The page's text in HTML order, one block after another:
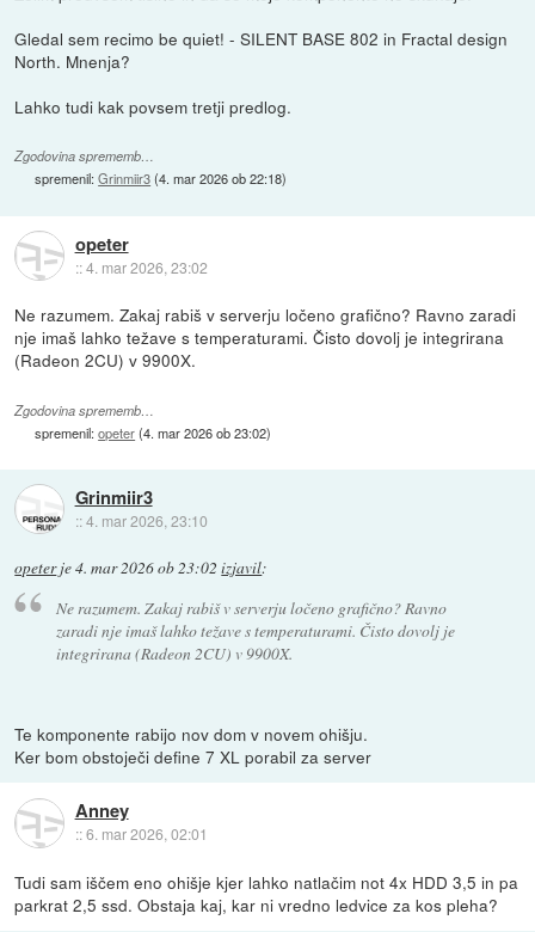
Gledal sem recimo be quiet! - SILENT BASE 802 in Fractal design
North. Mnenja?
Lahko tudi kak povsem tretji predlog.
Zgodovina sprememb…
spremenil:Grinmiir3(4. mar 2026 ob 22:18)
opeter
::4. mar 2026, 23:02
Ne razumem. Zakaj rabiš v serverju ločeno grafično? Ravno zaradi
nje imaš lahko težave s temperaturami. Čisto dovolj je integrirana
(Radeon 2CU) v 9900X.
Zgodovina sprememb…
spremenil:opeter(4. mar 2026 ob 23:02)
Grinmiir3
::4. mar 2026, 23:10
opeterje4. mar 2026 ob 23:02 izjavil:
Ne razumem. Zakaj rabiš v serverju ločeno grafično? Ravno
zaradi nje imaš lahko težave s temperaturami. Čisto dovolj je
integrirana (Radeon 2CU) v 9900X.
Te komponente rabijo nov dom v novem ohišju.
Ker bom obstoječi define 7 XL porabil za server
Anney
::6. mar 2026, 02:01
Tudi sam iščem eno ohišje kjer lahko natlačim not 4x HDD 3,5 in pa
parkrat 2,5 ssd. Obstaja kaj, kar ni vredno ledvice za kos pleha?